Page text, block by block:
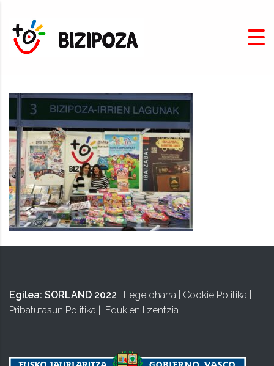
Egilea: SORLAND 2022 Lege oharra Cookie Politika
Pribatutasun Politika
Edukien lizentzia